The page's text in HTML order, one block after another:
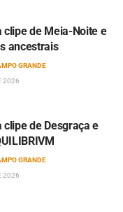
clipe de Meia-Noite e
ancestrais
GRANDE
2026
de Desgraça e
GRANDE
2026